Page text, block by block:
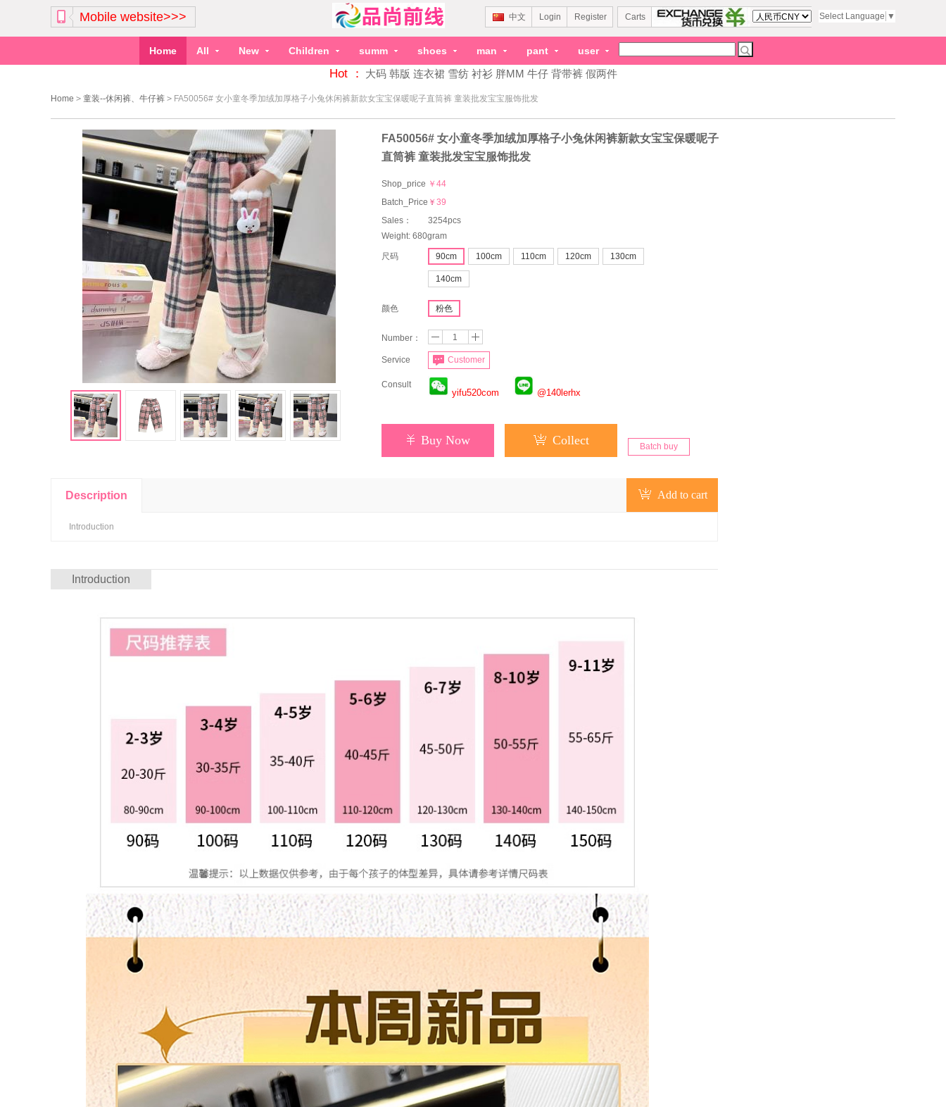
Mobile website>>> Select Language ▼
Carts
中文 Login Register
Home All New Children summ shoes man pant user
Hot ： 大码 韩版 连衣裙 雪纺 衬衫 胖MM 牛仔 背带裤 假两件
Home > 童装--休闲裤、牛仔裤 > FA50056# 女小童冬季加绒加厚格子小兔休闲裤新款女宝宝保暖呢子直筒裤 童装批发宝宝服饰批发
FA50056# 女小童冬季加绒加厚格子小兔休闲裤新款女宝宝保暖呢子
直筒裤 童装批发宝宝服饰批发
Shop_price ￥44
Batch_Price：￥39
Sales：
3254pcs
Weight: 680gram
尺码 90cm 100cm 110cm 120cm 130cm
140cm
颜色 粉色
Number：
Service Customer
Consult
yifu520com @140lerhx
Buy Now Collect Batch buy
Description Add to cart
Introduction
Introduction